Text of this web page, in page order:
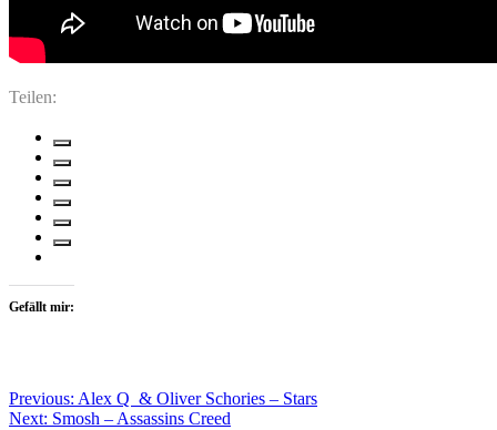
Teilen:
Gefällt mir:
Beitragsnavigation
Previous: Alex Q & Oliver Schories – Stars
Next: Smosh – Assassins Creed